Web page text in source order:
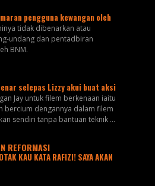
pengguna kewangan oleh
tidak dibenarkan atau
undang dan pentadbiran
BNM.
selepas Lizzy akui buat aksi
Jay untuk filem berkenaan iaitu
bercium dengannya dalam filem
sendiri tanpa bantuan teknik ...
REFORMASI
KAU KATA RAFIZI! SAYA AKAN